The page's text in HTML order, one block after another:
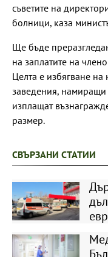
съветите на
болници, каза
Ще бъде
на заплатите на
Целта е избягване на
заведения,
изплащат
размер.
СВЪРЗАНИ СТАТИИ